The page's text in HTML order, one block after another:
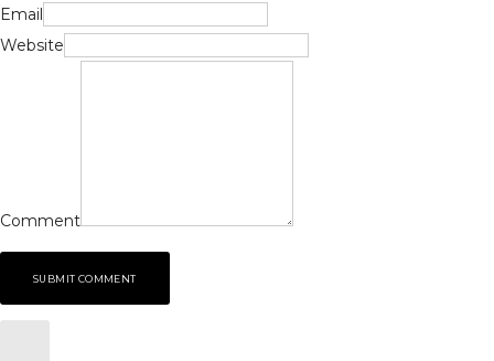
Email
Website
Comment
SUBMIT COMMENT